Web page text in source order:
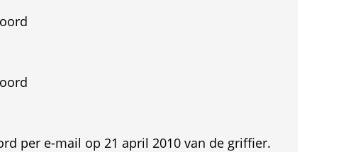
per e-mail op 21 april 2010 van de griffier.